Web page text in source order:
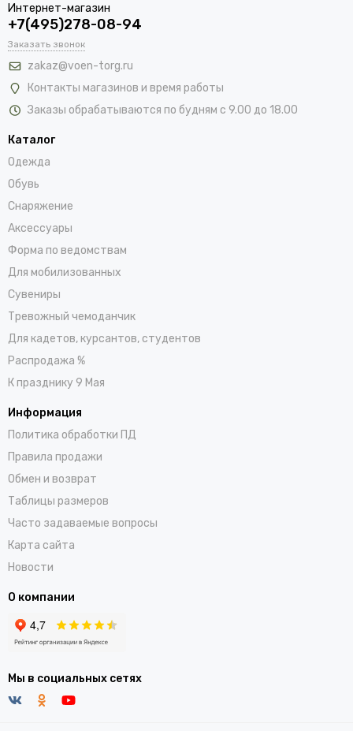
Интернет-магазин
+7(495)278-08-94
Заказать звонок
zakaz@voen-torg.ru
Контакты магазинов и время работы
Заказы обрабатываются по будням с 9.00 до 18.00
Каталог
Одежда
Обувь
Снаряжение
Аксессуары
Форма по ведомствам
Для мобилизованных
Сувениры
Тревожный чемоданчик
Для кадетов, курсантов, студентов
Распродажа %
К празднику 9 Мая
Информация
Политика обработки ПД
Правила продажи
Обмен и возврат
Таблицы размеров
Часто задаваемые вопросы
Карта сайта
Новости
О компании
Мы в социальных сетях